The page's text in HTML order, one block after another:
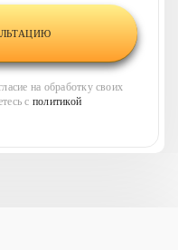
на обработку своих
с политикой